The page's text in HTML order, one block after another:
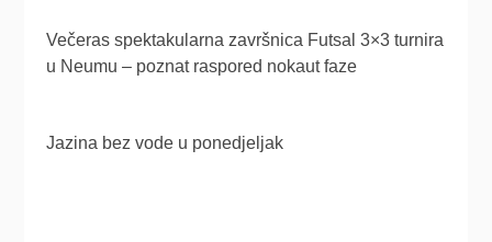
Večeras spektakularna završnica Futsal 3×3 turnira
u Neumu – poznat raspored nokaut faze
Jazina bez vode u ponedjeljak